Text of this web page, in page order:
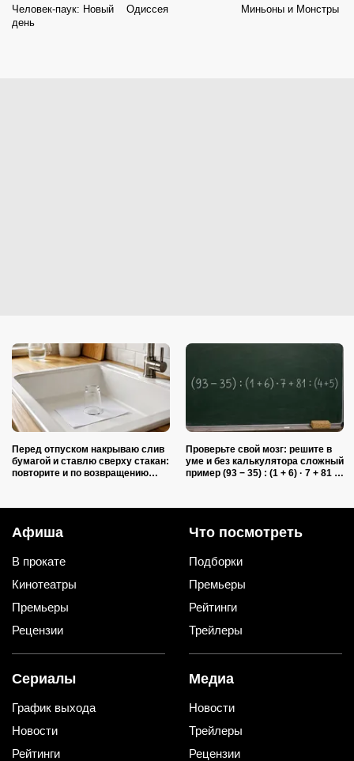
Человек-паук: Новый
день
Одиссея Миньоны и Монстры
Перед отпуском накрываю слив
бумагой и ставлю сверху стакан:
повторите и по возвращению
Проверьте свой мозг: решите в
уме и без калькулятора сложный
пример (93 − 35) : (1 + 6) · 7 + 81 :
Афиша
В прокате
Кинотеатры
Премьеры
Рецензии
Что посмотреть
Подборки
Премьеры
Рейтинги
Трейлеры
Сериалы
График выхода
Новости
Рейтинги
Медиа
Новости
Трейлеры
Рецензии